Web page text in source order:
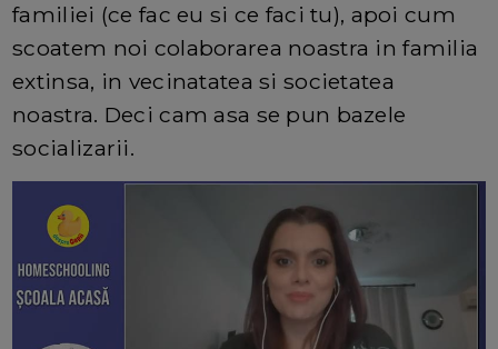
familiei (ce fac eu si ce faci tu), apoi cum
scoatem noi colaborarea noastra in familia
extinsa, in vecinatatea si societatea
noastra. Deci cam asa se pun bazele
socializarii.